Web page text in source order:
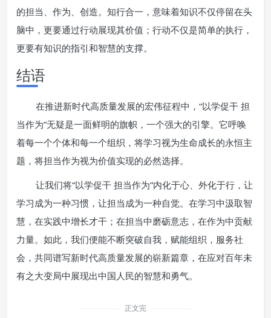
的担当、作为、创造。知行合一，意味着知识不仅停留在头
脑中，更要通过行动展现其价值；行动不仅是简单的执行，
更要有知识的指引和智慧的支撑。
结语
在推进新时代高质量发展的宏伟征程中，“以学促干 担
当作为”无疑是一面鲜明的旗帜，一个强大的引擎。它呼唤
着每一个个体和每一个组织，将学习视为生命成长的永恒主
题，将担当作为视为价值实现的必然选择。
让我们将“以学促干 担当作为”内化于心、外化于行，让
学习成为一种习惯，让担当成为一种自觉。在学习中汲取智
慧，在实践中增长才干；在担当中磨砺意志，在作为中贡献
力量。如此，我们便能不断突破自我，赋能组织，服务社
会，共同谱写新时代高质量发展的崭新篇章，在应对百年未
有之大变局中展现出中国人民的智慧和勇气。
正文完